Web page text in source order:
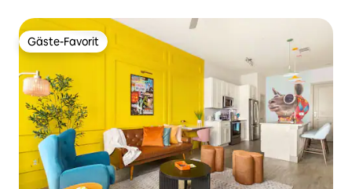
Gäste-Favorit
Gäste-Favorit